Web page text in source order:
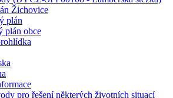
Žichovice
plán
plán obce
pro řešení některých životních situací